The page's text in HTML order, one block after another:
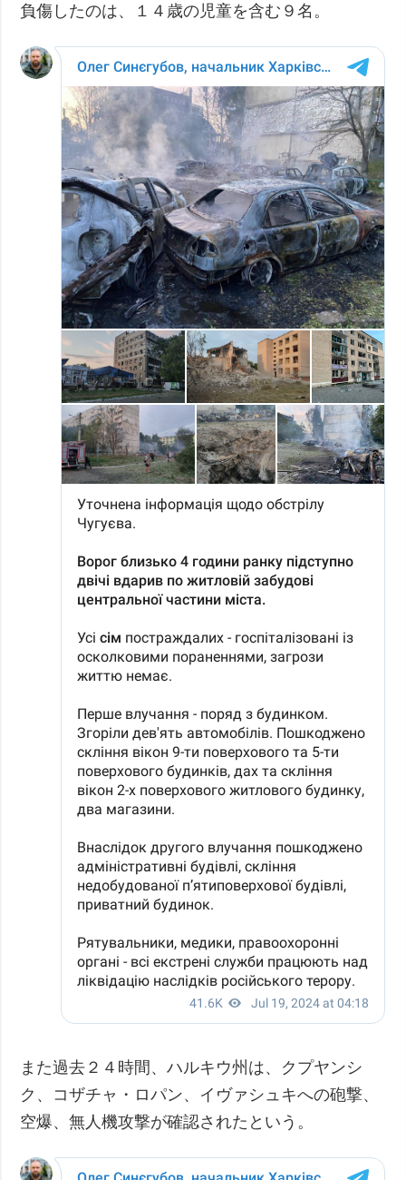
負傷したのは、１４歳の児童を含む９名。
また過去２４時間、ハルキウ州は、クプヤンシ
ク、コザチャ・ロパン、イヴァシュキへの砲撃、
空爆、無人機攻撃が確認されたという。